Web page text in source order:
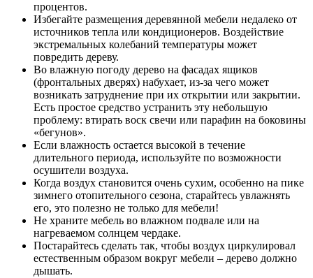
процентов.
Избегайте размещения деревянной мебели недалеко от
источников тепла или кондиционеров. Воздействие
экстремальных колебаний температуры может
повредить дереву.
Во влажную погоду дерево на фасадах ящиков
(фронтальных дверях) набухает, из-за чего может
возникать затруднение при их открытии или закрытии.
Есть простое средство устранить эту небольшую
проблему: втирать воск свечи или парафин на боковины
«бегунов».
Если влажность остается высокой в течение
длительного периода, используйте по возможности
осушители воздуха.
Когда воздух становится очень сухим, особенно на пике
зимнего отопительного сезона, старайтесь увлажнять
его, это полезно не только для мебели!
Не храните мебель во влажном подвале или на
нагреваемом солнцем чердаке.
Постарайтесь сделать так, чтобы воздух циркулировал
естественным образом вокруг мебели – дерево должно
дышать.